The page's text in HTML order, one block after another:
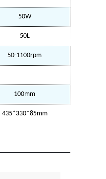
50W
50L
50-1100rpm
100mm
435*330*85mm